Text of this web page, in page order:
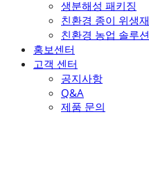
생분해성 패키징
친환경 종이 위생재
친환경 농업 솔루션
홍보센터
고객 센터
공지사항
Q&A
제품 문의